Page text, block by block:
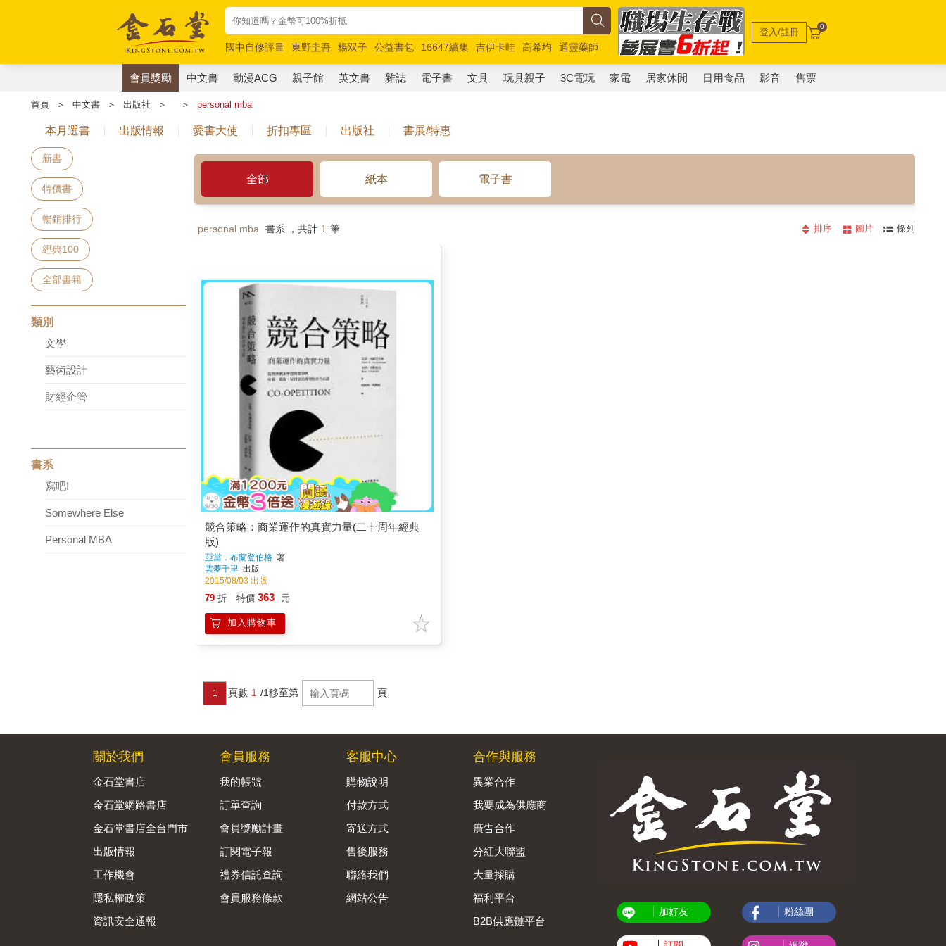
國中自修評量 東野圭吾 楊双子 公益書包 16647續集 吉伊卡哇 高希均
通靈藥師
唯紅花綻放
奧德賽 路邊攤新作 馬斯克 玩具總動員5 超慢跑
登入/註冊 0
會員獎勵 中文書 動漫ACG 親子館 英文書 雜誌 電子書 文具 玩具親子 3C電玩 家電 居家休閒 日用食品 影音 售票
首頁 ＞ 中文書 ＞ 出版社 ＞ ＞ personal mba
本月選書 出版情報 愛書大使 折扣專區 出版社 書展/特惠
新書
特價書
暢銷排行
經典100
全部書籍
類別
文學
藝術設計
財經企管
書系
寫吧!
Somewhere Else
Personal MBA
全部 紙本 電子書
personal mba 書系 ，共計 1 筆 排序 圖片 條列
競合策略：商業運作的真實力量(二十周年經典
版)
亞當．布蘭登伯格 著
雲夢千里 出版
2015/08/03 出版
79 折 特價 363 元
加入購物車
1 頁數 1 /1移至第 頁
關於我們
金石堂書店
金石堂網路書店
金石堂書店全台門市
出版情報
工作機會
隱私權政策
資訊安全通報
會員服務
我的帳號
訂單查詢
會員獎勵計畫
訂閱電子報
禮券信託查詢
會員服務條款
客服中心
購物說明
付款方式
寄送方式
售後服務
聯絡我們
網站公告
合作與服務
異業合作
我要成為供應商
廣告合作
分紅大聯盟
大量採購
福利平台
B2B供應鏈平台
加好友 粉絲團